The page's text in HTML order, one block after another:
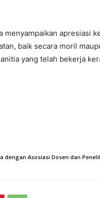
menyampaikan apresiasi
baik secara moril
yang telah bekerja
dengan Asosiasi Dosen dan